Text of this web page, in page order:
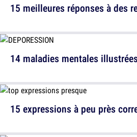
14 maladies mentales illustrées
15 meilleures réponses à des
15 expressions à peu près